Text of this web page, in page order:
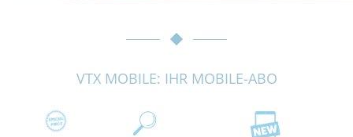
VTX MOBILE: IHR MOBILE-ABO